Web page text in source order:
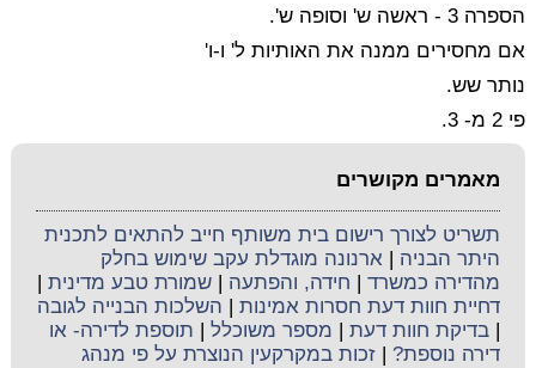
הספרה 3 - ראשה ש' וסופה ש'.
אם מחסירים ממנה את האותיות ל' ו-ו'
נותר שש.
פי 2 מ- 3.
מאמרים מקושרים
תשריט לצורך רישום בית משותף חייב להתאים לתכנית
היתר הבניה |ארנונה מוגדלת עקב שימוש בחלק
מהדירה כמשרד
חידה, והפתעה |שמורת טבע מדינית
דחיית חוות דעת חסרות אמינות
השלכות הבנייה לגובה
|בדיקת חוות דעת מספר משוכלל
תוספת לדירה- או
דירה נוספת? |זכות במקרקעין הנוצרת על פי מנהג